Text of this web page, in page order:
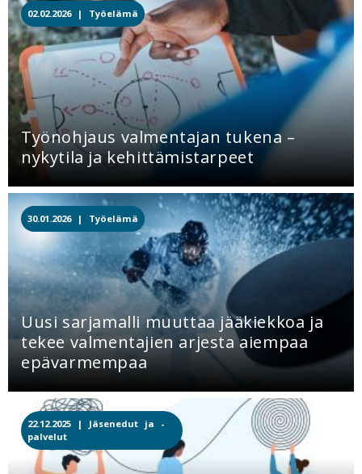
02.02.2026 | Työelämä
Työnohjaus valmentajan tukena –
nykytila ja kehittämistarpeet
30.01.2026 | Työelämä
Uusi sarjamalli muuttaa jääkiekkoa ja
tekee valmentajien arjesta aiempaa
epävarmempaa
22.12.2025 | Jäsenedut ja -
palvelut